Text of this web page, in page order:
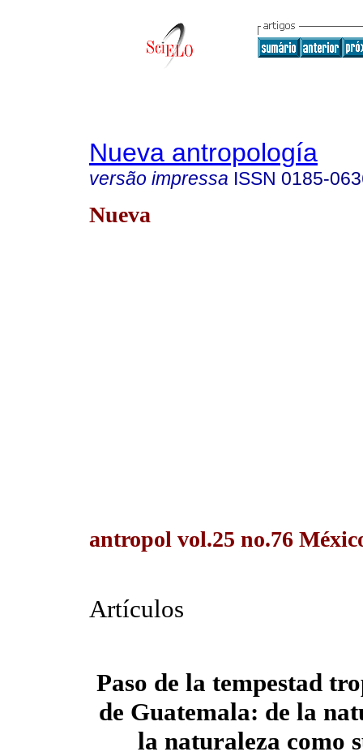
Nueva antropología
versão impressa ISSN 0185-
Nueva
antropol vol.25 no.76
Artículos
Paso de la tempestad
de Guatemala: de la
la naturaleza como